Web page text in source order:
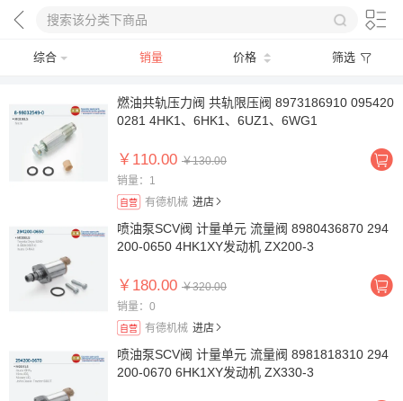
综合 销量 价格 筛选
燃油共轨压力阀 共轨限压阀 8973186910 095420
0281 4HK1、6HK1、6UZ1、6WG1
￥110.00 ￥130.00
销量：1
自营 有德机械 进店
喷油泵SCV阀 计量单元 流量阀 8980436870 294
200-0650 4HK1XY发动机 ZX200-3
￥180.00 ￥320.00
销量：0
自营 有德机械 进店
喷油泵SCV阀 计量单元 流量阀 8981818310 294
200-0670 6HK1XY发动机 ZX330-3